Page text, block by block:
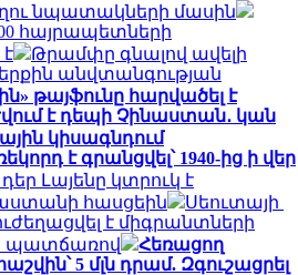
նպատակների մասին
հայրապետների
Թրամփը գնալով ավելի
անվտանգության
թայֆունը հարվածել է
է դեպի Չինաստան․ կան
կիսագնդում
է գրանցվել՝ 1940-ից ի վեր
Լայենը կտրուկ է
հասցեին
Սեուտայի ​​
է միգրանտների
պատճառով
Հեռացող
5 մլն դրամ. Զգուշացրել